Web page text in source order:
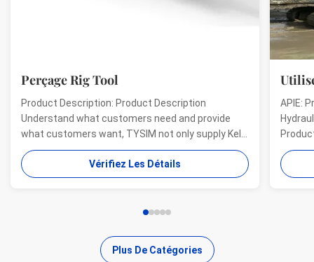
Perçage Rig Tool
Product Description: Product Description
Understand what customers need and provide
what customers want, TYSIM not only supply Kelly
bars for drill rigs of world’s top brands, but also
provide one-stop solution for the world foundation
construction users. While providing customized
Vérifiez Les Détails
APIE:
offer
needs
Plus De Catégories